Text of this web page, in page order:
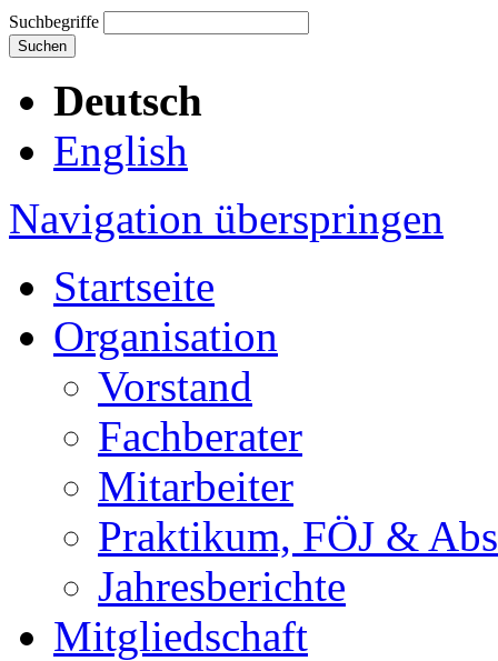
Suchbegriffe
Suchen
Deutsch
English
Navigation überspringen
Startseite
Organisation
Vorstand
Fachberater
Mitarbeiter
Praktikum, FÖJ &
Jahresberichte
Mitgliedschaft